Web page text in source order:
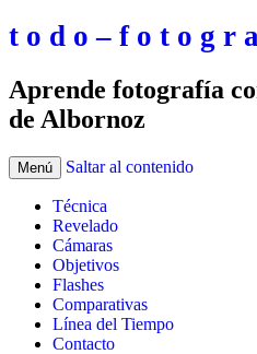
t o d o – f o t o g r
Aprende fotografía
de Albornoz
Menú Saltar al contenido
Técnica
Revelado
Cámaras
Objetivos
Flashes
Comparativas
Línea del Tiempo
Contacto